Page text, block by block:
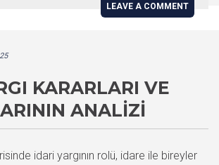
LEAVE A COMMENT
KARARLARI VE
ANALIZI
idari yargının rolü, idare ile bireyler